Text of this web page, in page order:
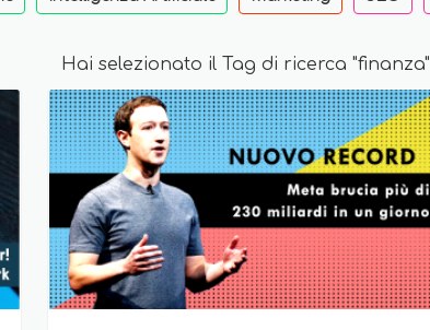
Hai selezionato il Tag di ricerca "finanza"